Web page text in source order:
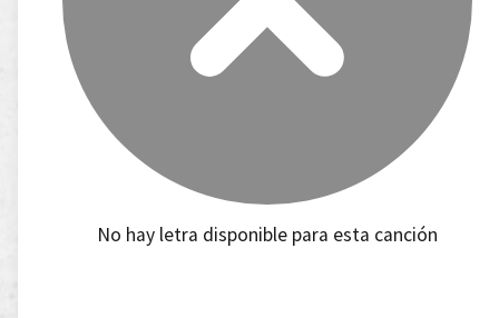
No hay letra disponible para esta canción